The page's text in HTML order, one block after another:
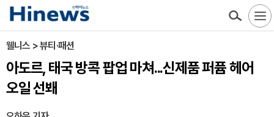
웰니스 > 뷰티·패션
아도르, 태국 방콕 팝업 마쳐...신제품 퍼퓸 헤어
오일 선봬